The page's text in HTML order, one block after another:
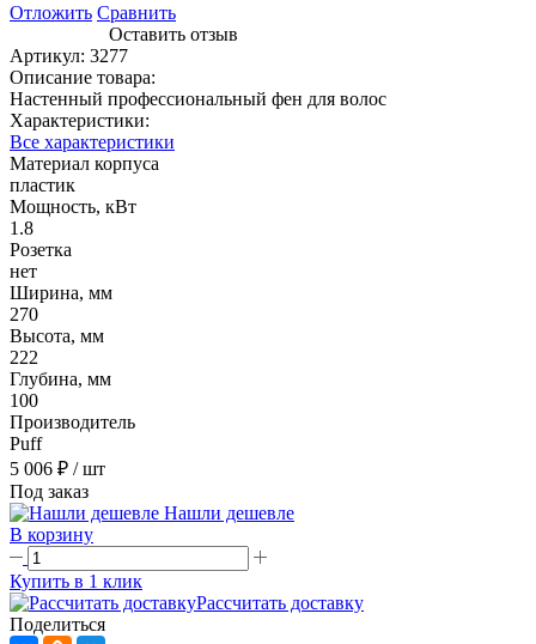
Отложить Сравнить
Оставить отзыв
Артикул: 3277
Описание товара:
Настенный профессиональный фен для волос
Характеристики:
Все характеристики
Материал корпуса
пластик
Мощность, кВт
1.8
Розетка
нет
Ширина, мм
270
Высота, мм
222
Глубина, мм
100
Производитель
Puff
5 006 ₽ / шт
Под заказ
Нашли дешевле
В корзину
Купить в 1 клик
Рассчитать доставку
Поделиться